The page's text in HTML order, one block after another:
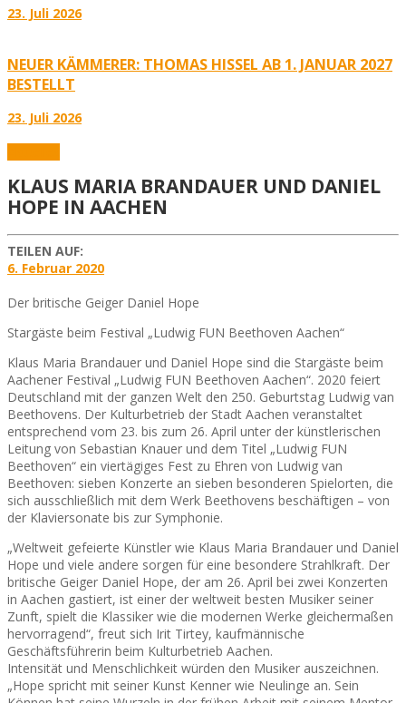
23. Juli 2026
NEUER KÄMMERER: THOMAS HISSEL AB 1. JANUAR 2027
BESTELLT
23. Juli 2026
KLAUS MARIA BRANDAUER UND DANIEL
HOPE IN AACHEN
TEILEN AUF:
6. Februar 2020
Der britische Geiger Daniel Hope
Stargäste beim Festival „Ludwig FUN Beethoven Aachen“
Klaus Maria Brandauer und Daniel Hope sind die Stargäste beim
Aachener Festival „Ludwig FUN Beethoven Aachen“. 2020 feiert
Deutschland mit der ganzen Welt den 250. Geburtstag Ludwig van
Beethovens. Der Kulturbetrieb der Stadt Aachen veranstaltet
entsprechend vom 23. bis zum 26. April unter der künstlerischen
Leitung von Sebastian Knauer und dem Titel „Ludwig FUN
Beethoven“ ein viertägiges Fest zu Ehren von Ludwig van
Beethoven: sieben Konzerte an sieben besonderen Spielorten, die
sich ausschließlich mit dem Werk Beethovens beschäftigen – von
der Klaviersonate bis zur Symphonie.
„Weltweit gefeierte Künstler wie Klaus Maria Brandauer und Daniel
Hope und viele andere sorgen für eine besondere Strahlkraft. Der
britische Geiger Daniel Hope, der am 26. April bei zwei Konzerten
in Aachen gastiert, ist einer der weltweit besten Musiker seiner
Zunft, spielt die Klassiker wie die modernen Werke gleichermaßen
hervorragend“, freut sich Irit Tirtey, kaufmännische
Geschäftsführerin beim Kulturbetrieb Aachen.
Intensität und Menschlichkeit würden den Musiker auszeichnen.
„Hope spricht mit seiner Kunst Kenner wie Neulinge an. Sein